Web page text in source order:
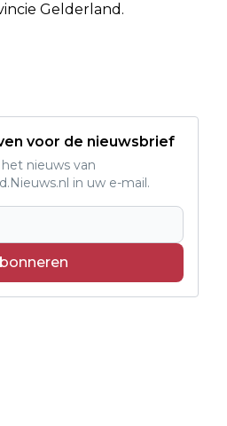
Gelderland.
voor de nieuwsbrief
nieuws van
in uw e-mail.